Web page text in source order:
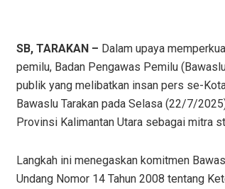
SB, TARAKAN – Dalam upaya
pemilu, Badan Pengawas Pemilu
publik yang melibatkan insan pers se-
Bawaslu Tarakan pada Selasa (22/7/
Provinsi Kalimantan Utara sebagai mitra
Langkah ini menegaskan komitmen
Undang Nomor 14 Tahun 2008 tentang